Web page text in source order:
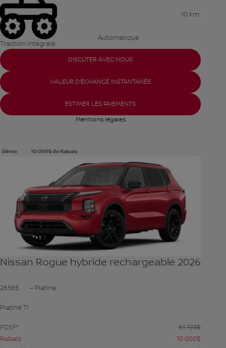
Traction intégrale
Automatique
10 km
DISCUTER AVEC NOUS
VALEUR D'ÉCHANGE INSTANTANÉE
ESTIMER LES PAIEMENTS
Mentions légales
Démo 10 000$de Rabais
VOIR PLUS
Nissan Rogue hybride rechargeable 2026
26565 – Platine
Platine TI
PDSF* 61 193$
Rabais
10 000$